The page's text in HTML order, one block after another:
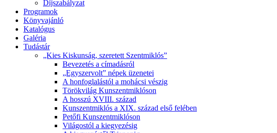
Díjszabályzat
Programok
Könyvajánló
Katalógus
Galéria
Tudástár
„Kies Kiskunság, szeretett Szentmiklós”
Bevezetés a címadásról
„Egyszervolt” népek üzenetei
A honfoglalástól a mohácsi vészig
Törökvilág Kunszentmiklóson
A hosszú XVIII. század
Kunszentmiklós a XIX. század első felében
Petőfi Kunszentmiklóson
Világostól a kiegyezésig